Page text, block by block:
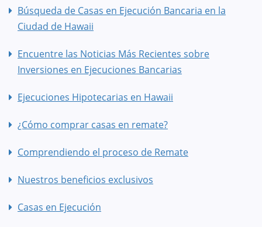
Búsqueda de Casas en Ejecución Bancaria en la
Ciudad de Hawaii
Encuentre las Noticias Más Recientes sobre
Inversiones en Ejecuciones Bancarias
Ejecuciones Hipotecarias en Hawaii
¿Cómo comprar casas en remate?
Comprendiendo el proceso de Remate
Nuestros beneficios exclusivos
Casas en Ejecución